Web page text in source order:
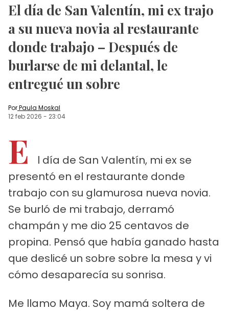
El día de San Valentín, mi ex trajo
a su nueva novia al restaurante
donde trabajo – Después de
burlarse de mi delantal, le
entregué un sobre
PorPaula Moskal
12 feb 2026 - 23:04
E
l día de San Valentín, mi ex se
presentó en el restaurante donde
trabajo con su glamurosa nueva novia.
Se burló de mi trabajo, derramó
champán y me dio 25 centavos de
propina. Pensó que había ganado hasta
que deslicé un sobre sobre la mesa y vi
cómo desaparecía su sonrisa.
Me llamo Maya. Soy mamá soltera de